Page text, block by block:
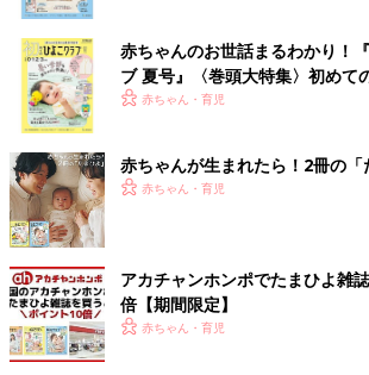
赤ちゃんのお世話まるわかり！
ブ 夏号』〈巻頭大特集〉初めて
く！ おっぱい・ミルクの基本と
赤ちゃん・育児
赤ちゃんが生まれたら！2冊の「
赤ちゃん・育児
アカチャンホンポでたまひよ雑
倍【期間限定】
赤ちゃん・育児